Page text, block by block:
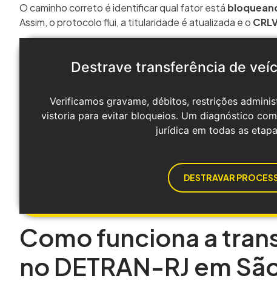
O caminho correto é identificar qual fator está
Assim, o protocolo flui, a titularidade é atualizada e o
Destrave transferência de
Verificamos gravame, débitos, restrições
vistoria para evitar bloqueios. Um diagnóstico
jurídica em todas as
DESTRAVAR
Como funciona a
no DETRAN-RJ em